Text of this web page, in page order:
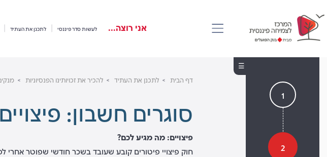
לראש
העמוד
to
main
content
to
footer
אני רוצה... לעשות סדר פיננסי לתכנן את העתיד
1
2
דף הבית לתכנן את העתיד להכיר את זכויותינו הפנסיוניות
סוגרים חשבון:
פיצויים: מה מגיע לכם?
חוק פיצויי פיטורים קובע שעובד בשכר חודשי שפוטר